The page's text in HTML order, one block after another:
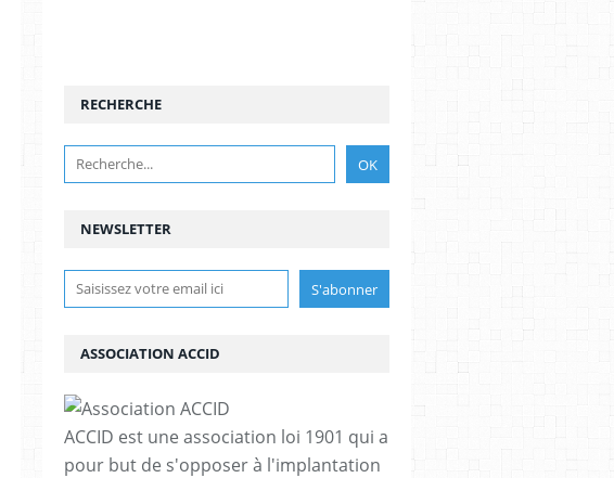
NEWSLETTER
RECHERCHE
ASSOCIATION ACCID
ACCID est une association loi 1901 qui a
pour but de s'opposer à l'implantation